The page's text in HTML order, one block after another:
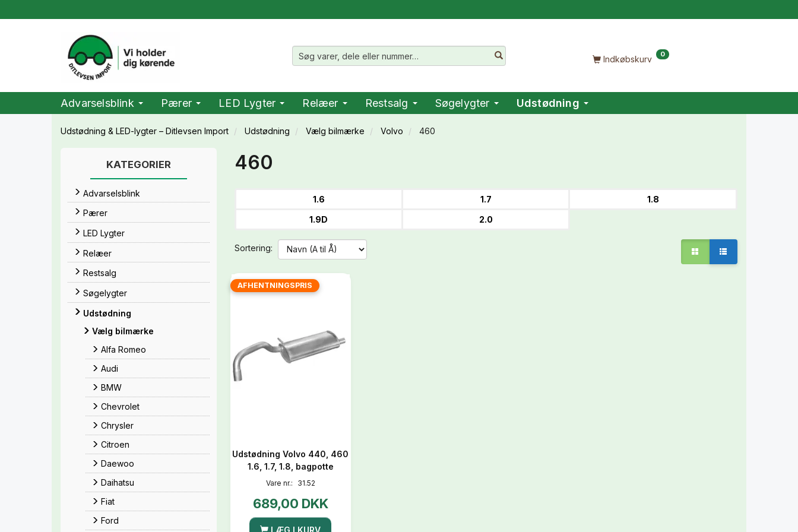
Indkøbskurv 0
Advarselsblink Pærer LED Lygter Relæer Restsalg Søgelygter Udstødning
Udstødning & LED-lygter – Ditlevsen Import Udstødning Vælg bilmærke Volvo 460
KATEGORIER
Advarselsblink
Pærer
LED Lygter
Relæer
Restsalg
Søgelygter
Udstødning
Vælg bilmærke
Alfa Romeo
Audi
BMW
Chevrolet
Chrysler
Citroen
Daewoo
Daihatsu
Fiat
Ford
460
1.6 1.7
1.8
1.9D
2.0
Sortering:
AFHENTNINGSPRIS
Udstødning Volvo 440, 460
1.6, 1.7, 1.8, bagpotte
Vare nr.: 31.52
689,00 DKK
LÆG I KURV